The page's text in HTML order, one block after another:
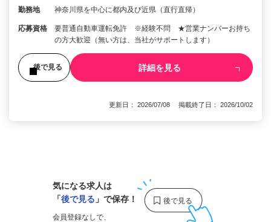
勤務地 神奈川県を中心に都内及び近県（直行直帰）
応募資格
要普通自動車運転免許 ※経験不問 ★営業ナンバーお持ち
の方大歓迎（無い方は、当社がサポートします）
後で見る 詳細を見る
更新日： 2026/07/08 掲載終了日： 2026/10/02
気になる求人は
「後で見る 」で保存！
会員登録なしで、